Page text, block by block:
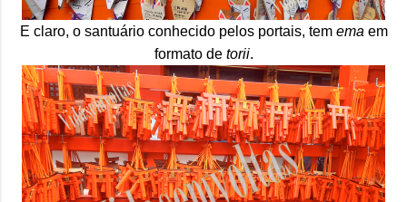
E claro, o santuário conhecido pelos portais, tem ema em
formato de torii.